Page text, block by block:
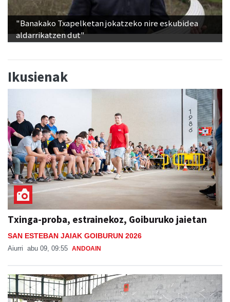
"Banakako Txapelketan jokatzeko nire eskubidea
aldarrikatzen dut"
Ikusienak
Txinga-proba, estrainekoz, Goiburuko jaietan
SAN ESTEBAN JAIAK GOIBURUN 2026
Aiurri abu 09, 09:55 ANDOAIN